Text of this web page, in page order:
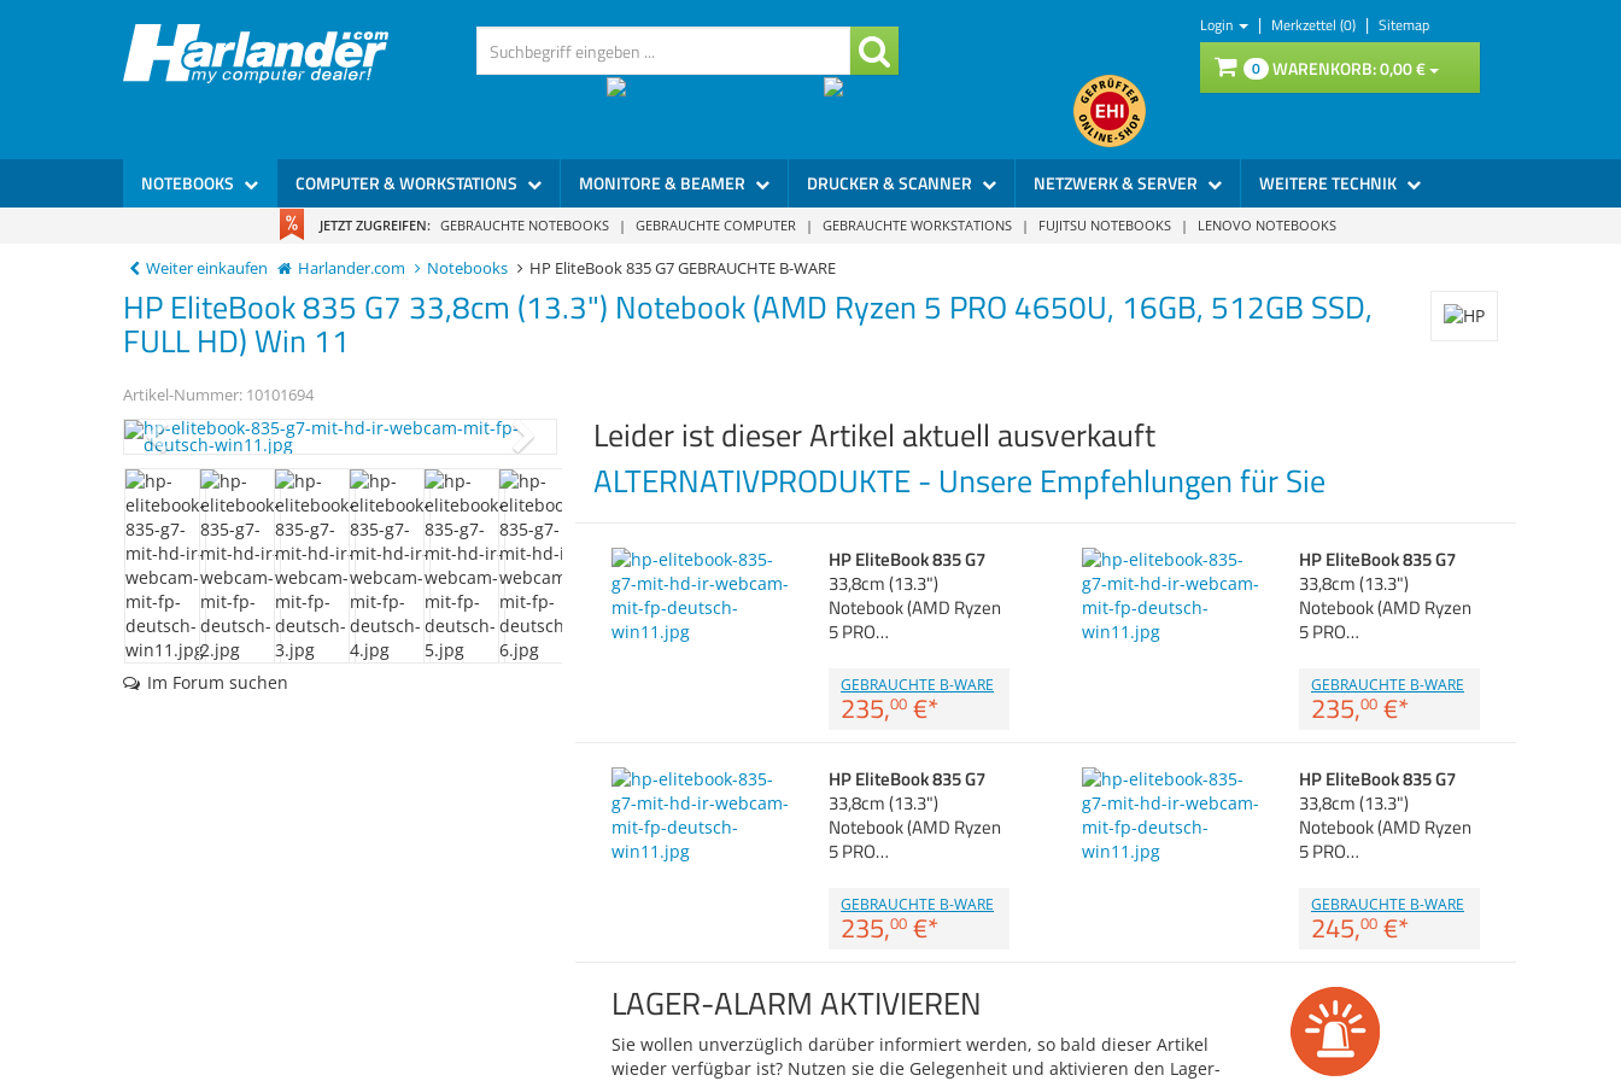
Login | Merkzettel (0) | Sitemap
0 WARENKORB:0,00€
NOTEBOOKS COMPUTER & WORKSTATIONS MONITORE & BEAMER DRUCKER & SCANNER NETZWERK & SERVER WEITERE TECHNIK
JETZT ZUGREIFEN: GEBRAUCHTE NOTEBOOKS | GEBRAUCHTE COMPUTER | GEBRAUCHTE WORKSTATIONS | FUJITSU NOTEBOOKS | LENOVO NOTEBOOKS
Weiter einkaufen Harlander.com Notebooks HP EliteBook 835 G7 GEBRAUCHTE B-WARE
HP EliteBook 835 G7 33,8cm (13.3") Notebook (AMD Ryzen 5 PRO 4650U, 16GB, 512GB SSD,
FULL HD) Win 11
Artikel-Nummer: 10101694
Im Forum suchen
Leider ist dieser Artikel aktuell ausverkauft
ALTERNATIVPRODUKTE - Unsere Empfehlungen für Sie
HP EliteBook 835 G7
33,8cm (13.3")
Notebook (AMD Ryzen
5 PRO…
GEBRAUCHTE B-WARE
235,00 €*
HP EliteBook 835 G7
33,8cm (13.3")
Notebook (AMD Ryzen
5 PRO…
GEBRAUCHTE B-WARE
235,00 €*
HP EliteBook 835 G7
33,8cm (13.3")
Notebook (AMD Ryzen
5 PRO…
GEBRAUCHTE B-WARE
235,00 €*
HP EliteBook 835 G7
33,8cm (13.3")
Notebook (AMD Ryzen
5 PRO…
GEBRAUCHTE B-WARE
245,00 €*
LAGER-ALARM AKTIVIEREN
Sie wollen unverzüglich darüber informiert werden, so bald dieser Artikel
wieder verfügbar ist? Nutzen sie die Gelegenheit und aktivieren den Lager-